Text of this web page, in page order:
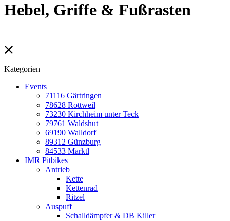
Hebel, Griffe & Fußrasten
Kategorien
Events
71116 Gärtringen
78628 Rottweil
73230 Kirchheim unter Teck
79761 Waldshut
69190 Walldorf
89312 Günzburg
84533 Marktl
IMR Pitbikes
Antrieb
Kette
Kettenrad
Ritzel
Auspuff
Schalldämpfer & DB Killer